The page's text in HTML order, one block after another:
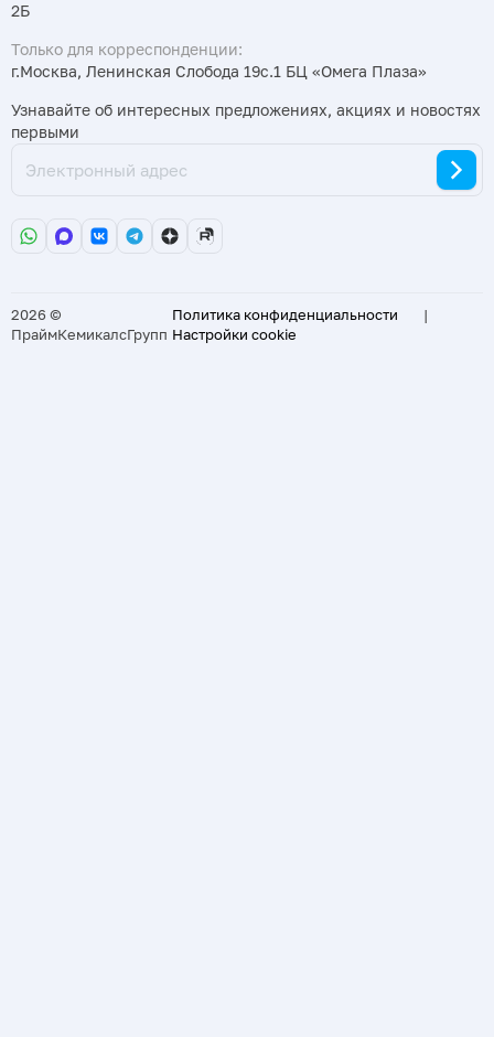
2Б
Только для корреспонденции:
г.Москва, Ленинская Слобода 19с.1 БЦ «Омега Плаза»
Узнавайте об интересных предложениях, акциях и новостях
первыми
2026 ©
ПраймКемикалсГрупп
Политика конфиденциальности
|
Настройки cookie